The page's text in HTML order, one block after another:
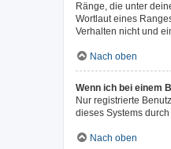
Ränge, die unter
Wortlaut eines
Verhalten nicht und
Nach oben
Wenn ich bei einem
Nur registrierte
dieses Systems
Nach oben